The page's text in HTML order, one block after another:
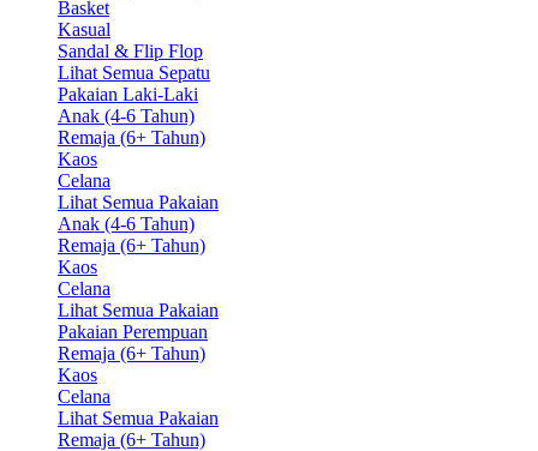
Basket
Kasual
Sandal & Flip Flop
Lihat Semua Sepatu
Pakaian Laki-Laki
Anak (4-6 Tahun)
Remaja (6+ Tahun)
Kaos
Celana
Lihat Semua Pakaian
Anak (4-6 Tahun)
Remaja (6+ Tahun)
Kaos
Celana
Lihat Semua Pakaian
Pakaian Perempuan
Remaja (6+ Tahun)
Kaos
Celana
Lihat Semua Pakaian
Remaja (6+ Tahun)